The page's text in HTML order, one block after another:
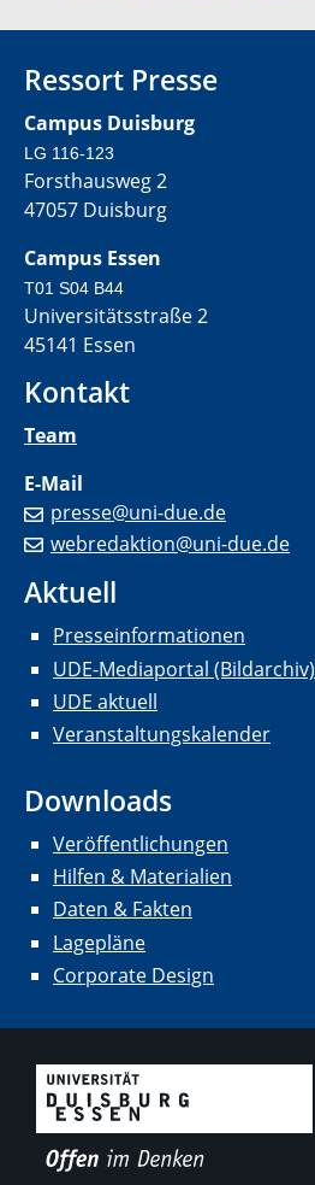
Ressort Presse
Campus Duisburg
LG 116-123
Forsthausweg 2
47057 Duisburg
Campus Essen
T01 S04 B44
Universitätsstraße 2
45141 Essen
Kontakt
Team
E-Mail
presse@uni-due.de
webredaktion@uni-due.de
Aktuell
Presseinformationen
UDE-Mediaportal (Bildarchiv)
UDE aktuell
Veranstaltungskalender
Downloads
Veröffentlichungen
Hilfen & Materialien
Daten & Fakten
Lagepläne
Corporate Design